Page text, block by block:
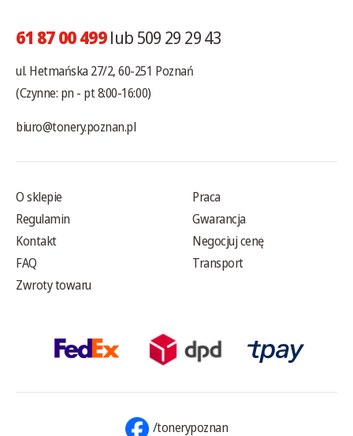
61 87 00 499lub 509 29 29 43
ul. Hetmańska 27/2, 60-251 Poznań
(Czynne: pn - pt 8:00-16:00)
biuro@tonery.poznan.pl
O sklepie
Regulamin
Kontakt
FAQ
Zwroty towaru
Praca
Gwarancja
Negocjuj cenę
Transport
/tonerypoznan